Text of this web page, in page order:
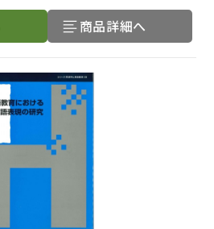
商品詳細へ